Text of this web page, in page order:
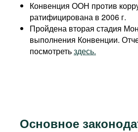
Конвенция ООН против
ратифицирована в 2006 г.
Пройдена вторая стадия
выполнения Конвенции.
посмотретьздесь.
Основное